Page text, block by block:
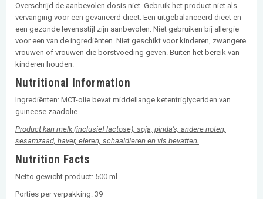
Overschrijd de aanbevolen dosis niet. Gebruik het product niet als
vervanging voor een gevarieerd dieet. Een uitgebalanceerd dieet en
een gezonde levensstijl zijn aanbevolen. Niet gebruiken bij allergie
voor een van de ingrediënten. Niet geschikt voor kinderen, zwangere
vrouwen of vrouwen die borstvoeding geven. Buiten het bereik van
kinderen houden.
Nutritional Information
Ingrediënten: MCT-olie bevat middellange ketentriglyceriden van
guineese zaadolie.
Product kan melk (inclusief lactose), soja, pinda's, andere noten,
sesamzaad, haver, eieren, schaaldieren en vis bevatten.
Nutrition Facts
Netto gewicht product: 500 ml
Porties per verpakking: 39